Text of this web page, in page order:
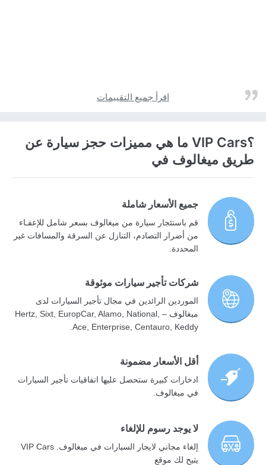
اقرأ جميع التقييمات
؟VIP Cars ما هي مميزات حجز سيارة عن
طريق ميغالوف في
جميع الأسعار شاملة
قم باستئجار سيارة من ميغالوف بسعر شامل للإعفـاء
من أضرار التصادم، التنازل عن السرقة والمسافات غير
المحددة.
شركات تأجير سيارات موثوقة
الموردين الرائدين في مجال تأجير السيارات لدى
ميغالوف – Hertz, Sixt, EuropCar, Alamo, National,
Ace, Enterprise, Centauro, Keddy.
أقل الأسعار مضمونة
ادخارات كبيرة ستحصل عليها اتفاقيات تأجير السيارات
في ميغالوف.
لا يوجد رسوم للإلغاء
إلغاء مجاني لايجار السيارات في ميغالوف. VIP Cars
يتيح لك موقع